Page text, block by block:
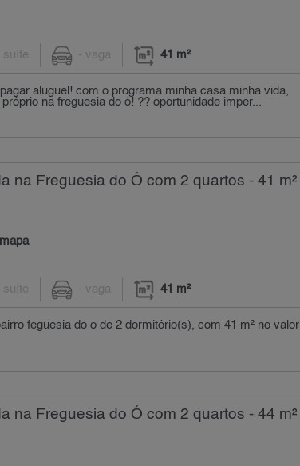
suíte - vaga 41 m²
aluguel! com o programa minha casa minha vida,
na freguesia do ó! ?? oportunidade imper...
na Freguesia do Ó com 2 quartos - 41 m²
suíte - vaga 41 m²
feguesia do o de 2 dormitório(s), com 41 m² no valor
na Freguesia do Ó com 2 quartos - 44 m²